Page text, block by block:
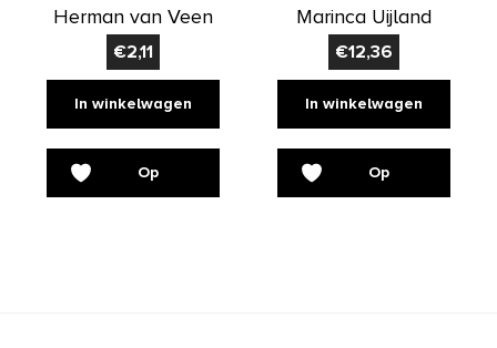
Herman van Veen
€2,11
In winkelwagen
Op
Marinca Uijland
€12,36
In winkelwagen
Op